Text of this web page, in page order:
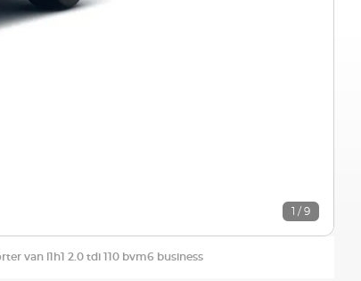
van l1h1 2.0 tdi 110 bvm6 business
1 / 9